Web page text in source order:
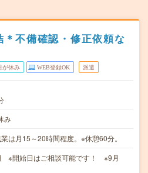
不備確認・修正依頼な
が休み WEB登録OK 派遣
み
月15～20時間程度。※休憩60分。
※開始日はご相談可能です！ ※9月